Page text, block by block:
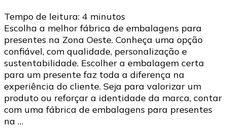
Tempo de leitura: 4 minutos
Escolha a melhor fábrica de embalagens para
presentes na Zona Oeste. Conheça uma opção
confiável, com qualidade, personalização e
sustentabilidade. Escolher a embalagem certa
para um presente faz toda a diferença na
experiência do cliente. Seja para valorizar um
produto ou reforçar a identidade da marca, contar
com uma fábrica de embalagens para presentes
na …